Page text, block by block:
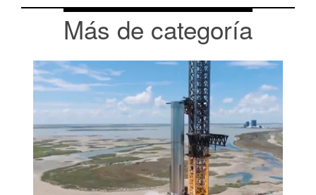
Más de categoría